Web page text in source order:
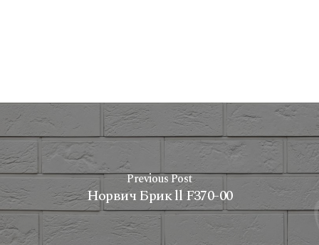
Previous Post
Норвич Брик ll F370-00